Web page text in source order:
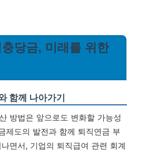
당금, 미래를 위한
함께 나아가기
방법은 앞으로도 변화할 가능성
제도의 발전과 함께 퇴직연금 부
면서, 기업의 퇴직급여 관련 회계